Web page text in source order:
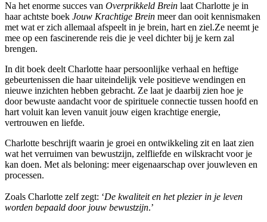
Na het enorme succes van Overprikkeld Brein laat Charlotte je in
haar achtste boek Jouw Krachtige Brein meer dan ooit kennismaken
met wat er zich allemaal afspeelt in je brein, hart en ziel.Ze neemt je
mee op een fascinerende reis die je veel dichter bij je kern zal
brengen.
In dit boek deelt Charlotte haar persoonlijke verhaal en heftige
gebeurtenissen die haar uiteindelijk vele positieve wendingen en
nieuwe inzichten hebben gebracht. Ze laat je daarbij zien hoe je
door bewuste aandacht voor de spirituele connectie tussen hoofd en
hart voluit kan leven vanuit jouw eigen krachtige energie,
vertrouwen en liefde.
Charlotte beschrijft waarin je groei en ontwikkeling zit en laat zien
wat het verruimen van bewustzijn, zelfliefde en wilskracht voor je
kan doen. Met als beloning: meer eigenaarschap over jouwleven en
processen.
Zoals Charlotte zelf zegt: ‘De kwaliteit en het plezier in je leven
worden bepaald door jouw bewustzijn.’